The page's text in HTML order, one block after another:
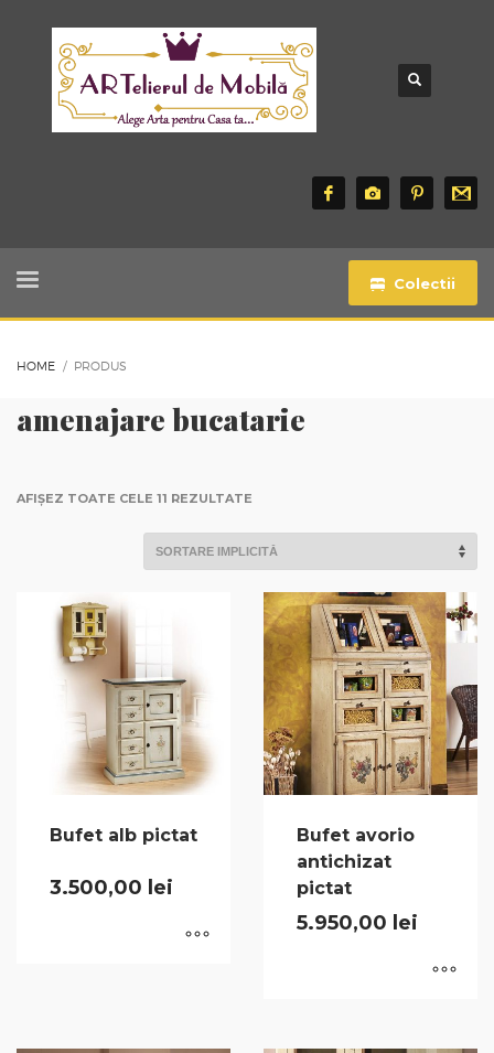
Colectii
HOME PRODUS
amenajare bucatarie
AFIȘEZ TOATE CELE 11 REZULTATE
Bufet alb pictat
3.500,00 lei
Bufet avorio
antichizat
pictat
5.950,00 lei